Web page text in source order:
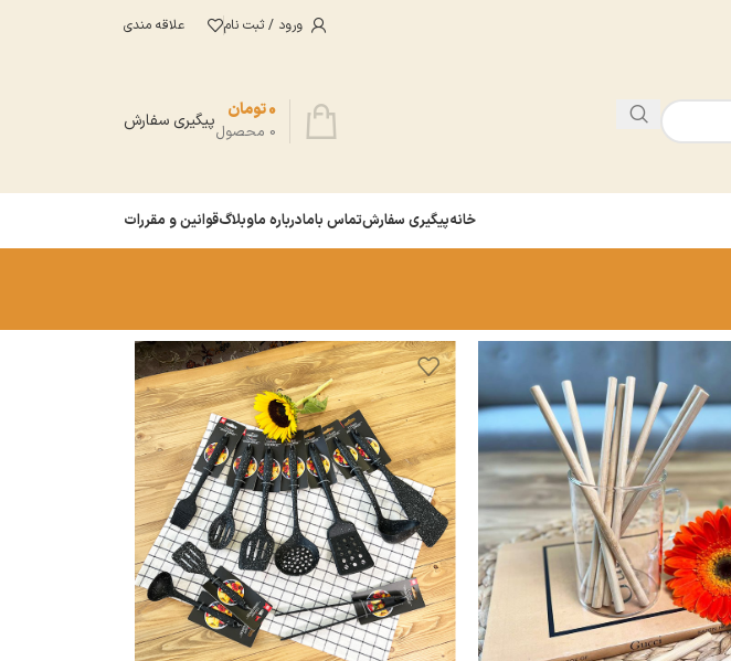
ورود / ثبت نام علاقه مندی
0 محصول
0تومان پیگیری سفارش
خانهپیگیری سفارشتماس بامادرباره ماوبلاگقوانین و مقررات